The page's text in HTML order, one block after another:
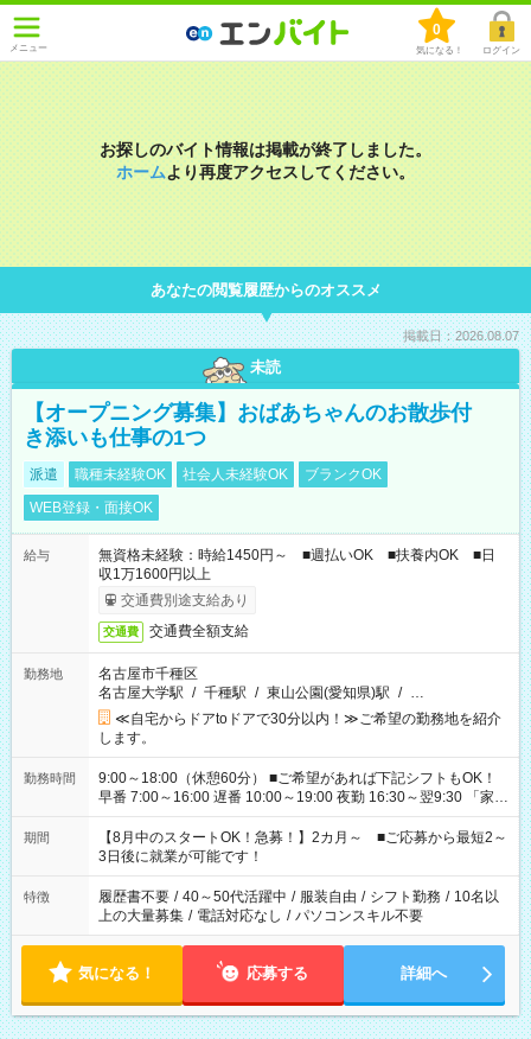
メニュー
0
気になる！ ログイン
お探しのバイト情報は掲載が終了しました。
ホームより再度アクセスしてください。
あなたの閲覧履歴からのオススメ
掲載日：2026.08.07
未読
【オープニング募集】おばあちゃんのお散歩付
き添いも仕事の1つ
派遣 職種未経験OK 社会人未経験OK
ブランクOK
WEB登録・面接OK
給与
無資格未経験：時給1450円～ ■週払いOK ■扶養内OK ■日
収1万1600円以上
交通費別途支給あり
交通費 交通費全額支給
勤務地
名古屋市千種区
名古屋大学駅 / 千種駅 / 東山公園(愛知県)駅 / …
≪自宅からドアtoドアで30分以内！≫ご希望の勤務地を紹介
します。
勤務時間
9:00～18:00（休憩60分） ■ご希望があれば下記シフトもOK！
早番 7:00～16:00 遅番 10:00～19:00 夜勤 16:30～翌9:30 「家族
と休みを合わせたい」 「余裕を持って夕飯の準備がしたい」
「できれば残業はしたくない」 など、ご希望を教えてください
ね。 ※Wワーク希望の方へ 今ご覧のお仕事で希望する勤務時間
と、もう1つのお仕事の勤務時間。 合計で週40時間を超える場
合は応募できません。
期間
【8月中のスタートOK！急募！】2カ月～ ■ご応募から最短2～
3日後に就業が可能です！
特徴 履歴書不要 / 40～50代活躍中 / 服装自由 / シフト勤務 / 10名以
上の大量募集 / 電話対応なし / パソコンスキル不要
気になる！ 応募する 詳細へ